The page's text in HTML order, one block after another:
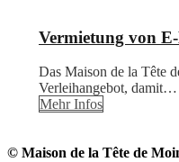
Vermietung von
Das Maison de la Tête
Verleihangebot, damit…
Mehr Infos
© Maison de la Tête de